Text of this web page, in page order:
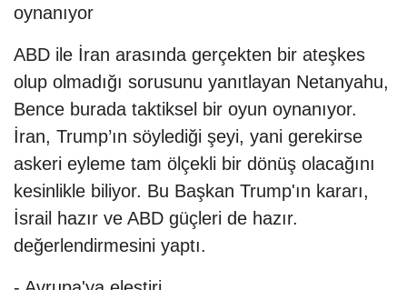
oynanıyor
ABD ile İran arasında gerçekten bir ateşkes
olup olmadığı sorusunu yanıtlayan Netanyahu,
Bence burada taktiksel bir oyun oynanıyor.
İran, Trump’ın söylediği şeyi, yani gerekirse
askeri eyleme tam ölçekli bir dönüş olacağını
kesinlikle biliyor. Bu Başkan Trump'ın kararı,
İsrail hazır ve ABD güçleri de hazır.
değerlendirmesini yaptı.